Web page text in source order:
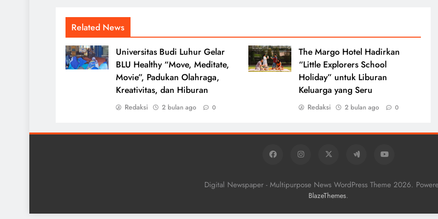
Related News
Universitas Budi Luhur Gelar
BLU Healthy “Move, Meditate,
Movie”, Padukan Olahraga,
Kreativitas, dan Hiburan
Redaksi 2 bulan ago 0
The Margo Hotel Hadirkan
“Little Explorers School
Holiday” untuk Liburan
Keluarga yang Seru
Redaksi 2 bulan ago 0
Digital Newspaper - Multipurpose News WordPress Theme 2026.
BlazeThemes.